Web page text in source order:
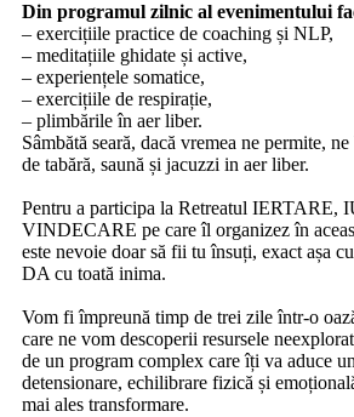
Din programul zilnic al evenimentului
– exercițiile practice de coaching și NLP,
– meditațiile ghidate și active,
– experiențele somatice,
– exercițiile de respirație,
– plimbările în aer liber.
Sâmbătă seară, dacă vremea ne permite,
de tabără, saună și jacuzzi in aer liber.
Pentru a participa la Retreatul IERTARE,
VINDECARE pe care îl organizez în
este nevoie doar să fii tu însuți, exact așa
DA cu toată inima.
Vom fi împreună timp de trei zile într-o
care ne vom descoperii resursele
de un program complex care îți va aduce
detensionare, echilibrare fizică și
mai ales transformare.